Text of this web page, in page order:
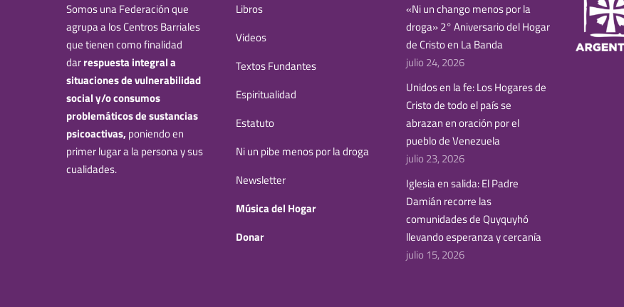
Somos una Federación que
agrupa a los Centros Barriales
que tienen como finalidad
darrespuesta integral a
situaciones de vulnerabilidad
social y/o consumos
problemáticos de sustancias
psicoactivas, poniendo en
primer lugar a la persona y sus
cualidades.
Libros
Videos
Textos Fundantes
Espiritualidad
Estatuto
Ni un pibe menos por la droga
Newsletter
Música del Hogar
Donar
«Ni un chango menos por la
droga» 2° Aniversario del Hogar
de Cristo en La Banda
julio 24, 2026
Unidos en la fe: Los Hogares de
Cristo de todo el país se
abrazan en oración por el
pueblo de Venezuela
julio 23, 2026
Iglesia en salida: El Padre
Damián recorre las
comunidades de Quyquyhó
llevando esperanza y cercanía
julio 15, 2026